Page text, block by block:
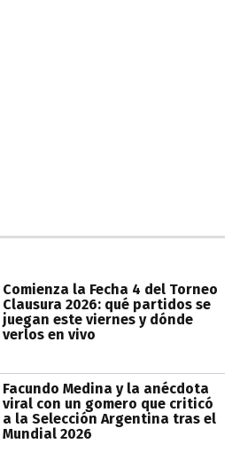
Comienza la Fecha 4 del Torneo
Clausura 2026: qué partidos se
juegan este viernes y dónde
verlos en vivo
Facundo Medina y la anécdota
viral con un gomero que criticó
a la Selección Argentina tras el
Mundial 2026